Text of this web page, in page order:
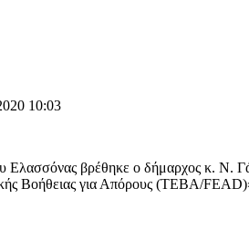
10:03
βρέθηκε ο δήμαρχος κ. Ν.
Βοήθειας για Απόρους (ΤΕΒΑ/